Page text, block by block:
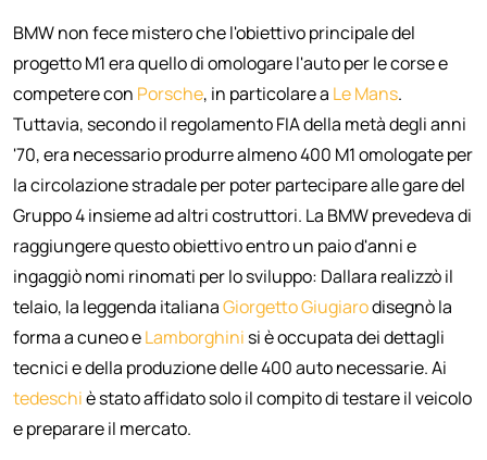
BMW non fece mistero che l'obiettivo principale del
progetto M1 era quello di omologare l'auto per le corse e
competere con Porsche, in particolare a Le Mans.
Tuttavia, secondo il regolamento FIA della metà degli anni
'70, era necessario produrre almeno 400 M1 omologate per
la circolazione stradale per poter partecipare alle gare del
Gruppo 4 insieme ad altri costruttori. La BMW prevedeva di
raggiungere questo obiettivo entro un paio d'anni e
ingaggiò nomi rinomati per lo sviluppo: Dallara realizzò il
telaio, la leggenda italianaGiorgetto Giugiarodisegnò la
forma a cuneo eLamborghini si è occupata dei dettagli
tecnici e della produzione delle 400 auto necessarie. Ai
tedeschiè stato affidato solo il compito di testare il veicolo
e preparare il mercato.